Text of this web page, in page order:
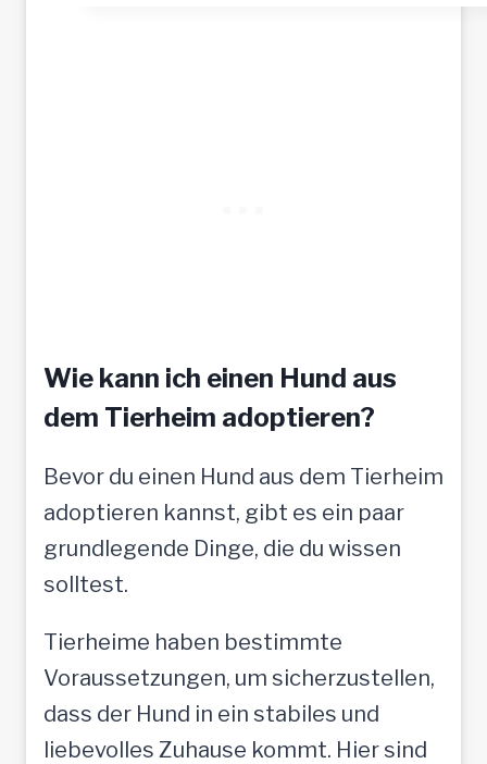
f
l
l
e
n
s
c
Wie kann ich einen Hund aus
dem Tierheim adoptieren?
Bevor du einen Hund aus dem Tierheim
adoptieren kannst, gibt es ein paar
grundlegende Dinge, die du wissen
solltest.
Tierheime haben bestimmte
Voraussetzungen, um sicherzustellen,
dass der Hund in ein stabiles und
liebevolles Zuhause kommt. Hier sind